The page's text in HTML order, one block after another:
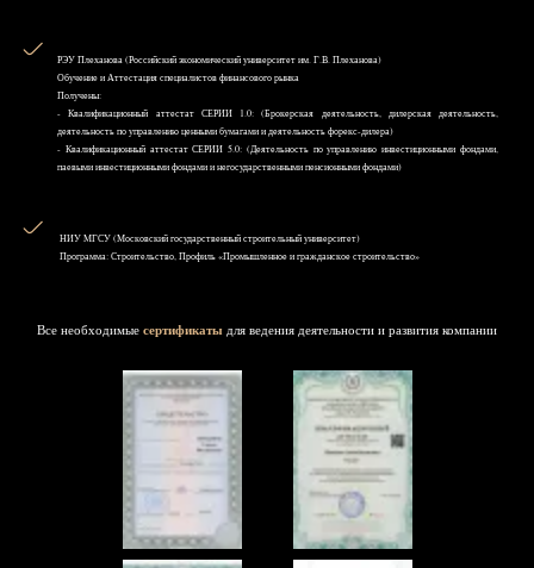
РЭУ Плеханова (Российский экономический университет им. Г.В. Плеханова)
Обучение и Аттестация специалистов финансового рынка
Получены:
- Квалификационный аттестат СЕРИИ 1.0: (Брокерская деятельность, дилерская деятельность,
деятельность по управлению ценными бумагами и деятельность форекс-дилера)
- Квалификационный аттестат СЕРИИ 5.0: (Деятельность по управлению инвестиционными фондами,
паевыми инвестиционными фондами и негосударственными пенсионными фондами)
НИУ MГСУ (Московский государственный строительный университет)
Программа: Строительство, Профиль «Промышленное и гражданское строительство»
Все необходимые сертификаты для ведения деятельности и развития компании